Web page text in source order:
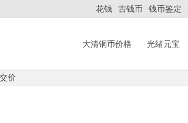
花钱 古钱币 钱币鉴定
大清铜币价格 光绪元宝
价